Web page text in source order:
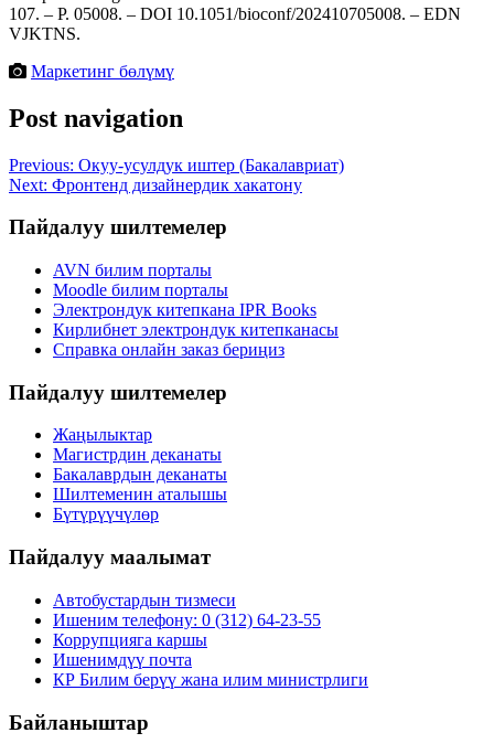
107. – P. 05008. – DOI 10.1051/bioconf/202410705008. – EDN
VJKTNS.
Маркетинг бөлүмү
Post navigation
Previous: Окуу-усулдук иштер (Бакалавриат)
Next: Фронтенд дизайнердик хакатону
Пайдалуу шилтемелер
AVN билим порталы
Moodle билим порталы
Электрондук китепкана IPR Books
Кирлибнет электрондук китепканасы
Справка онлайн заказ бериңиз
Пайдалуу шилтемелер
Жаңылыктар
Магистрдин деканаты
Бакалаврдын деканаты
Шилтеменин аталышы
Бүтүрүүчүлөр
Пайдалуу маалымат
Автобустардын тизмеси
Ишеним телефону: 0 (312) 64-23-55
Коррупцияга каршы
Ишенимдүү почта
КР Билим берүү жана илим министрлиги
Байланыштар